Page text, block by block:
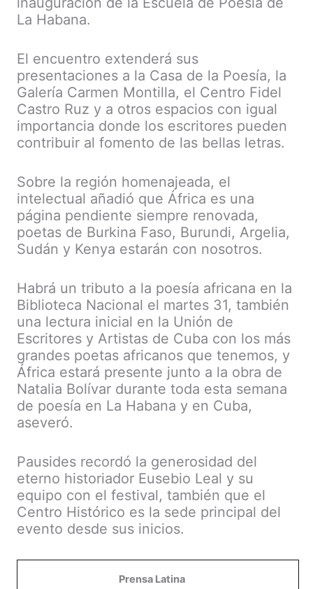
La Habana.
El encuentro extenderá sus
presentaciones a la Casa de la Poesía, la
Galería Carmen Montilla, el Centro Fidel
Castro Ruz y a otros espacios con igual
importancia donde los escritores pueden
contribuir al fomento de las bellas letras.
Sobre la región homenajeada, el
intelectual añadió que África es una
página pendiente siempre renovada,
poetas de Burkina Faso, Burundi, Argelia,
Sudán y Kenya estarán con nosotros.
Habrá un tributo a la poesía africana en la
Biblioteca Nacional el martes 31, también
una lectura inicial en la Unión de
Escritores y Artistas de Cuba con los más
grandes poetas africanos que tenemos, y
África estará presente junto a la obra de
Natalia Bolívar durante toda esta semana
de poesía en La Habana y en Cuba,
aseveró.
Pausides recordó la generosidad del
eterno historiador Eusebio Leal y su
equipo con el festival, también que el
Centro Histórico es la sede principal del
evento desde sus inicios.
Prensa Latina